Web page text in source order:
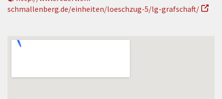
schmallenberg.de/einheiten/loeschzug-5/lg-grafschaft/